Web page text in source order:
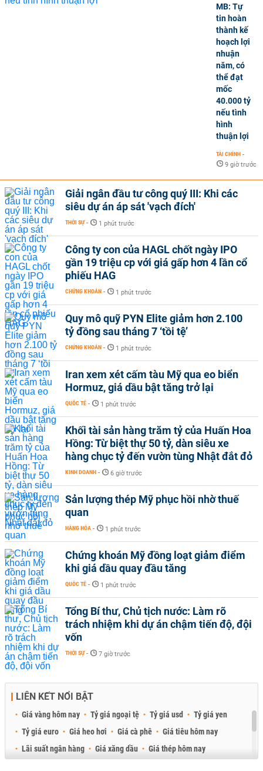
MB: Tự
tin hoàn
thành kế
hoạch lợi
nhuận
năm, có
thể đạt
mốc
40.000 tỷ
nếu tình
hình
thuận lợi
TÀI CHÍNH -
9 giờ trước
Giải ngân đầu tư công quý III: Khi các
siêu dự án áp sát 'vạch đích'
THỜI SỰ - 1 phút trước
Công ty con của HAGL chốt ngày IPO
gần 19 triệu cp với giá gấp hơn 4 lần cổ
phiếu HAG
CHỨNG KHOÁN - 1 phút trước
Quy mô quỹ PYN Elite giảm hơn 2.100
tỷ đồng sau tháng 7 ‘tồi tệ’
CHỨNG KHOÁN - 1 phút trước
Iran xem xét cấm tàu Mỹ qua eo biển
Hormuz, giá dầu bật tăng trở lại
QUỐC TẾ - 1 phút trước
Khối tài sản hàng trăm tỷ của Huấn Hoa
Hồng: Từ biệt thự 50 tỷ, dàn siêu xe
hàng chục tỷ đến vườn tùng Nhật đắt đỏ
KINH DOANH - 6 giờ trước
Sản lượng thép Mỹ phục hồi nhờ thuế
quan
HÀNG HÓA - 1 phút trước
Chứng khoán Mỹ đồng loạt giảm điểm
khi giá dầu quay đầu tăng
QUỐC TẾ - 1 phút trước
Tổng Bí thư, Chủ tịch nước: Làm rõ
trách nhiệm khi dự án chậm tiến độ, đội
vốn
THỜI SỰ - 7 giờ trước
LIÊN KẾT NỔI BẬT
Giá vàng hôm nay Tỷ giá ngoại tệ Tỷ giá usd
Tỷ giá yen
Tỷ giá euro
Giá heo hơi Giá cà phê
Giá tiêu hôm nay
Lãi suất ngân hàng
Giá xăng dầu
Giá thép hôm nay